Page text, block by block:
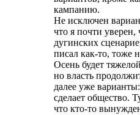
кампанию.
Не исключен
что я почти
дyгинских
писал как-то, тоже
Осень будет
но власть
далее уже
сделает общество.
что кто-то